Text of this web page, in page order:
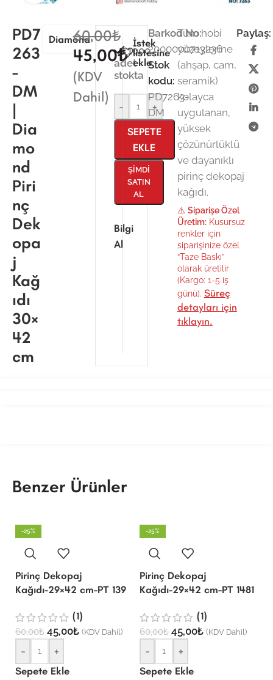
PD7
263
-
DM
|
Dia
mo
nd
Piri
nç
Dek
opa
j
Kağ
ıdı
30×
42
cm
Diamond60,00₺
45,00₺
(KDV
Dahil)
1000
adet
stokta
- +
SEPETE
EKLE
ŞIMDI
SATIN
AL
Bilgi
Al
İstek
listesine
ekle
Barkod No:
2000000713236
Stok
kodu:
PD7263-
DM
Tüm hobi
yüzeylerine
(ahşap, cam,
seramik)
kolayca
uygulanan,
yüksek
çözünürlüklü
ve dayanıklı
pirinç dekopaj
kağıdı.
⚠️ Siparişe Özel
Üretim:Kusursuz
renkler için
siparişinize özel
“Taze Baskı”
olarak üretilir
(Kargo: 1-5 iş
günü). Süreç
detayları için
tıklayın.
Paylaş:
Benzer Ürünler
-25%
Pirinç Dekopaj
Kağıdı-29×42 cm-PT 139
(1)
60,00₺ 45,00₺ (KDV Dahil)
-
+
Sepete Ekle
-25%
Pirinç Dekopaj
Kağıdı-29×42 cm-PT 1481
(1)
60,00₺ 45,00₺ (KDV Dahil)
-
+
Sepete Ekle